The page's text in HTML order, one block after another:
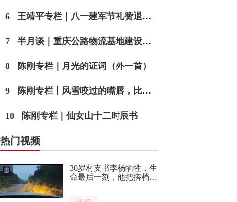
6 王靖平专栏｜八一建军节礼赞退役军人词二首
7 半月谈｜重庆公路物流基地建设有限公司董事长祝向波：让通道“流量”转化为产业“留量”经济“增量”
8 陈刚专栏｜月光的证词（外一首）
9 陈刚专栏丨风雪咬过的嘴唇，比黄金更沉默
10 陈刚专栏｜仙女山十二时辰书
热门视频
1
30岁村支书李杨牺牲，生
命最后一刻，他把搭档推